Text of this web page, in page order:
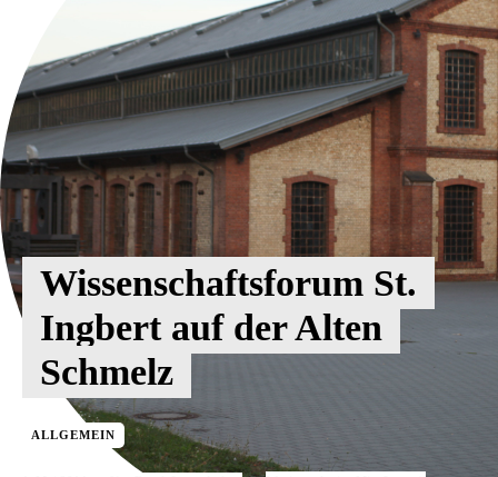
Wissenschaftsforum St.
Ingbert auf der Alten
Schmelz
ALLGEMEIN